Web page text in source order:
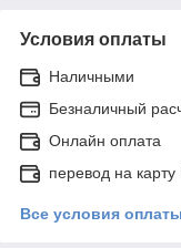
Условия оплаты
Наличными
Безналичный
Онлайн оплата
перевод на
Все условия оплаты